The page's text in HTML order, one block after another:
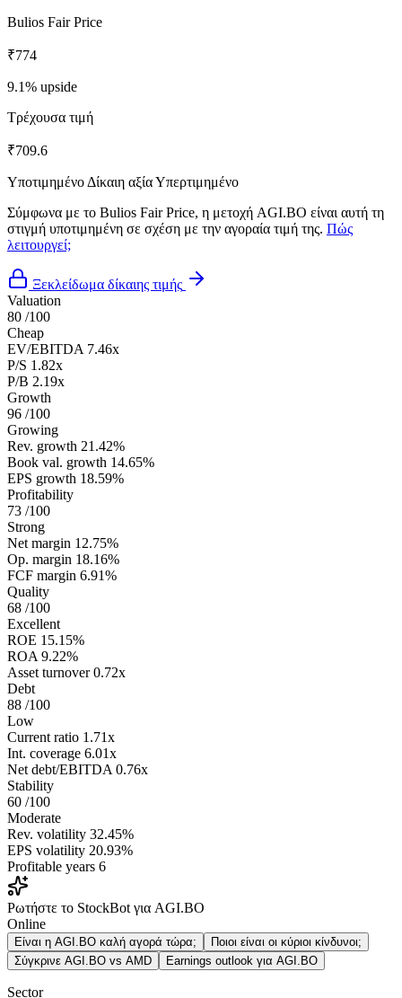
Bulios Fair Price
₹774
9.1% upside
Τρέχουσα τιμή
₹709.6
Υποτιμημένο Δίκαιη αξίαΥπερτιμημένο
Σύμφωνα με το Bulios Fair Price, η μετοχή AGI.BO είναι αυτή τη
στιγμή υποτιμημένη σε σχέση με την αγοραία τιμή της. Πώς
λειτουργεί;
Ξεκλείδωμα δίκαιης τιμής
Valuation
80 /100
Cheap
EV/EBITDA 7.46x
P/S 1.82x
P/B 2.19x
Growth
96 /100
Growing
Rev. growth 21.42%
Book val. growth 14.65%
EPS growth 18.59%
Profitability
73 /100
Strong
Net margin 12.75%
Op. margin 18.16%
FCF margin 6.91%
Quality
68 /100
Excellent
ROE 15.15%
ROA 9.22%
Asset turnover 0.72x
Debt
88 /100
Low
Current ratio 1.71x
Int. coverage 6.01x
Net debt/EBITDA 0.76x
Stability
60 /100
Moderate
Rev. volatility 32.45%
EPS volatility 20.93%
Profitable years 6
Ρωτήστε το StockBot για AGI.BO
Online
Είναι η AGI.BO καλή αγορά τώρα;
Ποιοι είναι οι κύριοι κίνδυνοι;
Σύγκρινε AGI.BO vs AMD
Earnings outlook για AGI.BO
Sector